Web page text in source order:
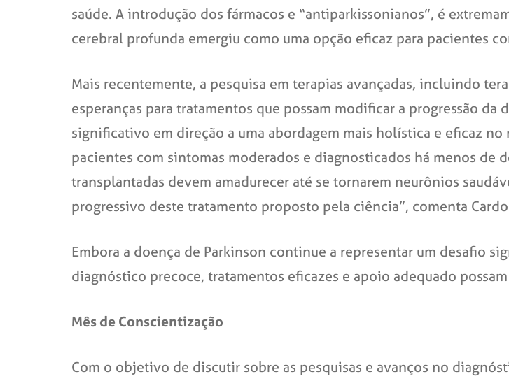
saúde. A introdução dos fármacos e “antiparkissonianos”, é
cerebral profunda emergiu como uma opção eficaz para pacientes
Mais recentemente, a pesquisa em terapias avançadas, incluindo
esperanças para tratamentos que possam modificar a progressão da
significativo em direção a uma abordagem mais holística e eficaz
pacientes com sintomas moderados e diagnosticados há menos de
transplantadas devem amadurecer até se tornarem neurônios
progressivo deste tratamento proposto pela ciência”, comenta
Embora a doença de Parkinson continue a representar um desafio
diagnóstico precoce, tratamentos eficazes e apoio adequado
Mês de Conscientização
Com o objetivo de discutir sobre as pesquisas e avanços no